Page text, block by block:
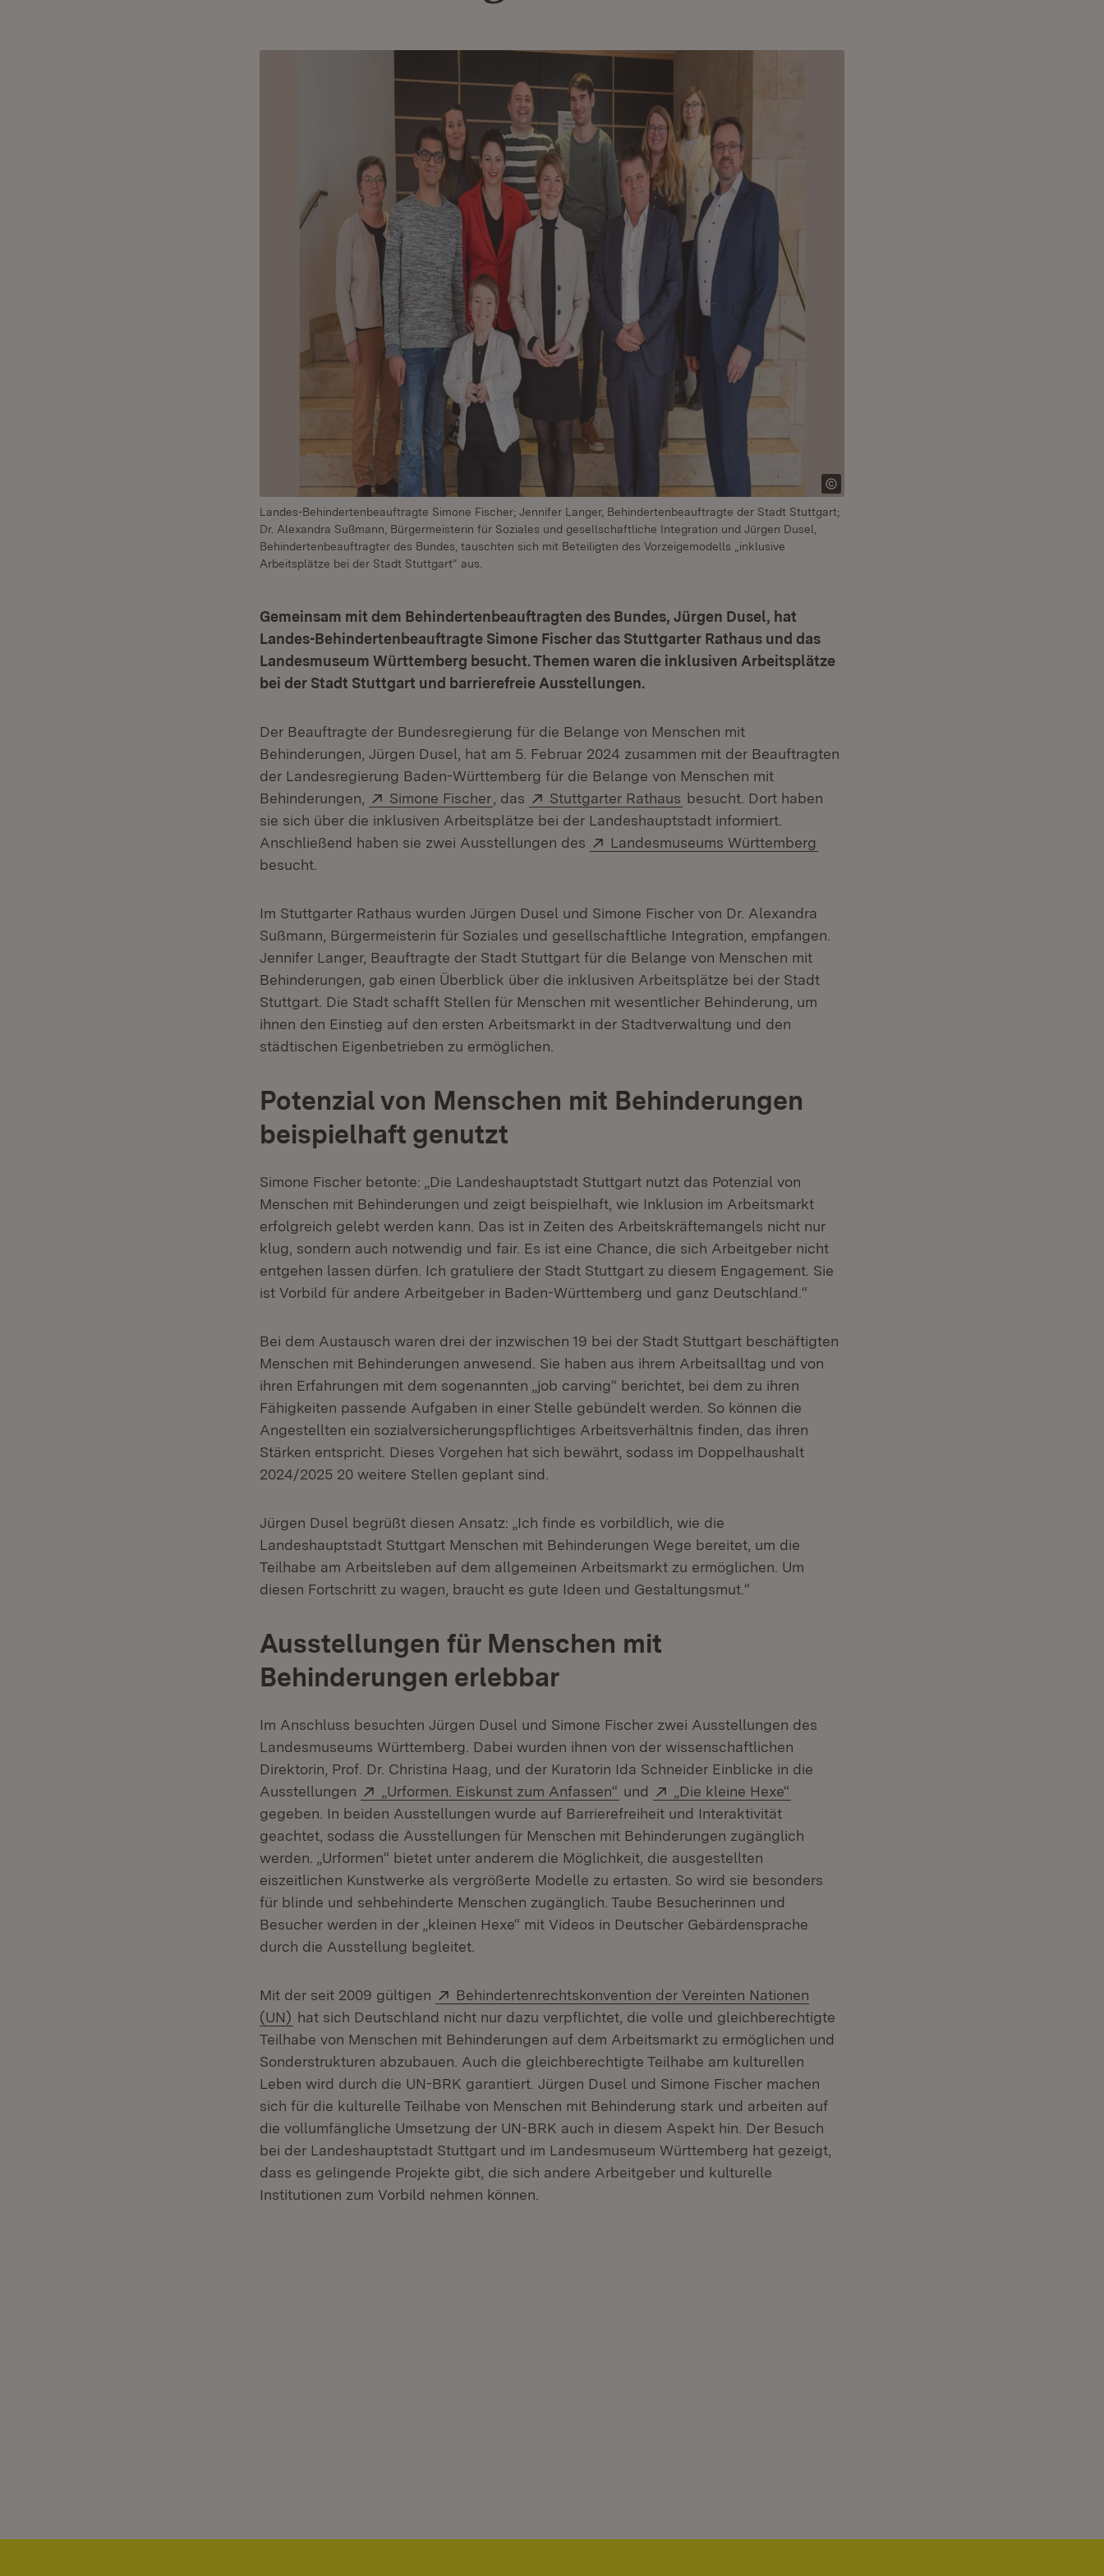
Landes-Behindertenbeauftragte Simone Fischer; Jennifer Langer, Behindertenbeauftragte der Stadt Stuttgart;
Dr. Alexandra Sußmann, Bürgermeisterin für Soziales und gesellschaftliche Integration und Jürgen Dusel,
Behindertenbeauftragter des Bundes, tauschten sich mit Beteiligten des Vorzeigemodells „inklusive
Arbeitsplätze bei der Stadt Stuttgart“ aus.
Gemeinsam mit dem Behindertenbeauftragten des Bundes, Jürgen Dusel, hat
Landes-Behindertenbeauftragte Simone Fischer das Stuttgarter Rathaus und das
Landesmuseum Württemberg besucht. Themen waren die inklusiven Arbeitsplätze
bei der Stadt Stuttgart und barrierefreie Ausstellungen.
Der Beauftragte der Bundesregierung für die Belange von Menschen mit
Behinderungen, Jürgen Dusel, hat am 5. Februar 2024 zusammen mit der Beauftragten
der Landesregierung Baden-Württemberg für die Belange von Menschen mit
Behinderungen,
Extern:
Simone Fischer (Öffnet in neuem Fenster)
, das Extern:
Stuttgarter Rathaus (Öffnet in neuem Fenster)
besucht. Dort haben
sie sich über die inklusiven Arbeitsplätze bei der Landeshauptstadt informiert.
Anschließend haben sie zwei Ausstellungen des
Extern:
Landesmuseums Württemberg
besucht.
Im Stuttgarter Rathaus wurden Jürgen Dusel und Simone Fischer von Dr. Alexandra
Sußmann, Bürgermeisterin für Soziales und gesellschaftliche Integration, empfangen.
Jennifer Langer, Beauftragte der Stadt Stuttgart für die Belange von Menschen mit
Behinderungen, gab einen Überblick über die inklusiven Arbeitsplätze bei der Stadt
Stuttgart. Die Stadt schafft Stellen für Menschen mit wesentlicher Behinderung, um
ihnen den Einstieg auf den ersten Arbeitsmarkt in der Stadtverwaltung und den
städtischen Eigenbetrieben zu ermöglichen.
Potenzial von Menschen mit Behinderungen
beispielhaft genutzt
Simone Fischer betonte: „Die Landeshauptstadt Stuttgart nutzt das Potenzial von
Menschen mit Behinderungen und zeigt beispielhaft, wie Inklusion im Arbeitsmarkt
erfolgreich gelebt werden kann. Das ist in Zeiten des Arbeitskräftemangels nicht nur
klug, sondern auch notwendig und fair. Es ist eine Chance, die sich Arbeitgeber nicht
entgehen lassen dürfen. Ich gratuliere der Stadt Stuttgart zu diesem Engagement. Sie
ist Vorbild für andere Arbeitgeber in Baden-Württemberg und ganz Deutschland.“
Bei dem Austausch waren drei der inzwischen 19 bei der Stadt Stuttgart beschäftigten
Menschen mit Behinderungen anwesend. Sie haben aus ihrem Arbeitsalltag und von
ihren Erfahrungen mit dem sogenannten „job carving“ berichtet, bei dem zu ihren
Fähigkeiten passende Aufgaben in einer Stelle gebündelt werden. So können die
Angestellten ein sozialversicherungspflichtiges Arbeitsverhältnis finden, das ihren
Stärken entspricht. Dieses Vorgehen hat sich bewährt, sodass im Doppelhaushalt
2024/2025 20 weitere Stellen geplant sind.
Jürgen Dusel begrüßt diesen Ansatz: „Ich finde es vorbildlich, wie die
Landeshauptstadt Stuttgart Menschen mit Behinderungen Wege bereitet, um die
Teilhabe am Arbeitsleben auf dem allgemeinen Arbeitsmarkt zu ermöglichen. Um
diesen Fortschritt zu wagen, braucht es gute Ideen und Gestaltungsmut.“
Ausstellungen für Menschen mit
Behinderungen erlebbar
Im Anschluss besuchten Jürgen Dusel und Simone Fischer zwei Ausstellungen des
Landesmuseums Württemberg. Dabei wurden ihnen von der wissenschaftlichen
Direktorin, Prof. Dr. Christina Haag, und der Kuratorin Ida Schneider Einblicke in die
Ausstellungen
Extern:
„Urformen. Eiskunst zum Anfassen“ (Öffnet in neuem Fenster)
und Extern:
„Die kleine Hexe“
gegeben. In beiden Ausstellungen wurde auf Barrierefreiheit und Interaktivität
geachtet, sodass die Ausstellungen für Menschen mit Behinderungen zugänglich
werden. „Urformen“ bietet unter anderem die Möglichkeit, die ausgestellten
eiszeitlichen Kunstwerke als vergrößerte Modelle zu ertasten. So wird sie besonders
für blinde und sehbehinderte Menschen zugänglich. Taube Besucherinnen und
Besucher werden in der „kleinen Hexe“ mit Videos in Deutscher Gebärdensprache
durch die Ausstellung begleitet.
Mit der seit 2009 gültigen Extern:
Behindertenrechtskonvention der Vereinten Nationen
(UN) (Öffnet in neuem Fenster)
hat sich Deutschland nicht nur dazu verpflichtet, die volle und gleichberechtigte
Teilhabe von Menschen mit Behinderungen auf dem Arbeitsmarkt zu ermöglichen und
Sonderstrukturen abzubauen. Auch die gleichberechtigte Teilhabe am kulturellen
Leben wird durch die UN-BRK garantiert. Jürgen Dusel und Simone Fischer machen
sich für die kulturelle Teilhabe von Menschen mit Behinderung stark und arbeiten auf
die vollumfängliche Umsetzung der UN-BRK auch in diesem Aspekt hin. Der Besuch
bei der Landeshauptstadt Stuttgart und im Landesmuseum Württemberg hat gezeigt,
dass es gelingende Projekte gibt, die sich andere Arbeitgeber und kulturelle
Institutionen zum Vorbild nehmen können.